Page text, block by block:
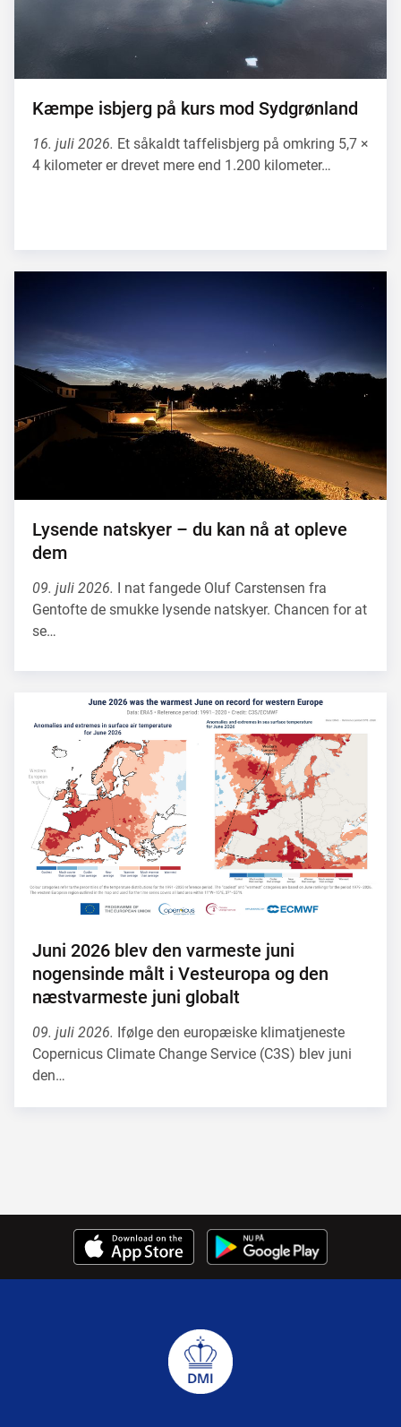
Kæmpe isbjerg på kurs mod Sydgrønland
16. juli 2026. Et såkaldt taffelisbjerg på omkring 5,7 ×
4 kilometer er drevet mere end 1.200 kilometer…
Lysende natskyer – du kan nå at opleve
dem
09. juli 2026. I nat fangede Oluf Carstensen fra
Gentofte de smukke lysende natskyer. Chancen for at
se…
Juni 2026 blev den varmeste juni
nogensinde målt i Vesteuropa og den
næstvarmeste juni globalt
09. juli 2026. Ifølge den europæiske klimatjeneste
Copernicus Climate Change Service (C3S) blev juni
den…